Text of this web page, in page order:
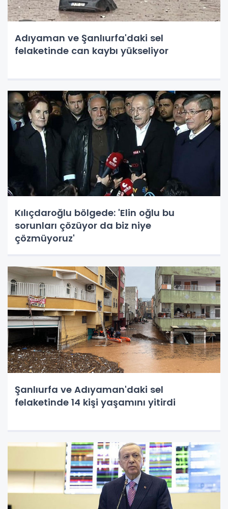
Adıyaman ve Şanlıurfa'daki sel
felaketinde can kaybı yükseliyor
Kılıçdaroğlu bölgede: 'Elin oğlu bu
sorunları çözüyor da biz niye
çözmüyoruz'
Şanlıurfa ve Adıyaman'daki sel
felaketinde 14 kişi yaşamını yitirdi